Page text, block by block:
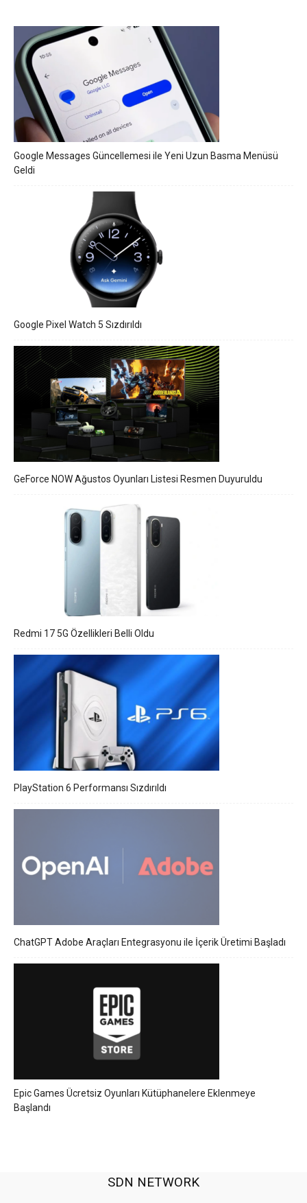
Google Messages Güncellemesi ile Yeni Uzun Basma Menüsü
Geldi
Google Pixel Watch 5 Sızdırıldı
GeForce NOW Ağustos Oyunları Listesi Resmen Duyuruldu
Redmi 17 5G Özellikleri Belli Oldu
PlayStation 6 Performansı Sızdırıldı
ChatGPT Adobe Araçları Entegrasyonu ile İçerik Üretimi Başladı
Epic Games Ücretsiz Oyunları Kütüphanelere Eklenmeye
Başlandı
SDN NETWORK